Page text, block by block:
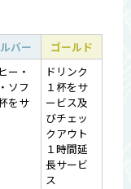
バー
ゴールド
ー・
ソフ
をサ
ドリンク
１杯をサ
ービス及
びチェッ
クアウト
１時間延
長サービ
ス